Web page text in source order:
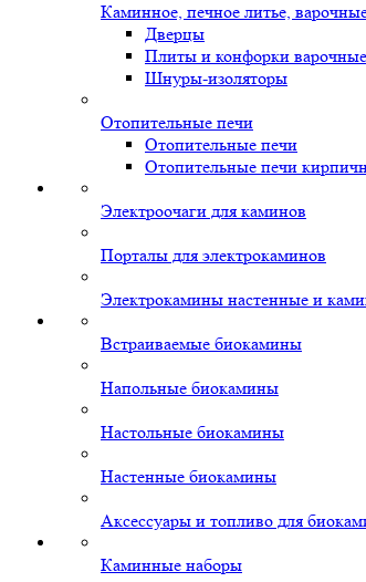
Каминное, печное литье,
Дверцы
Плиты и конфорки варочные
Шнуры-изоляторы
Отопительные печи
Отопительные печи
Отопительные печи
Электроочаги для каминов
Порталы для электрокаминов
Электрокамины настенные и
Встраиваемые биокамины
Напольные биокамины
Настольные биокамины
Настенные биокамины
Аксессуары и топливо для
Каминные наборы